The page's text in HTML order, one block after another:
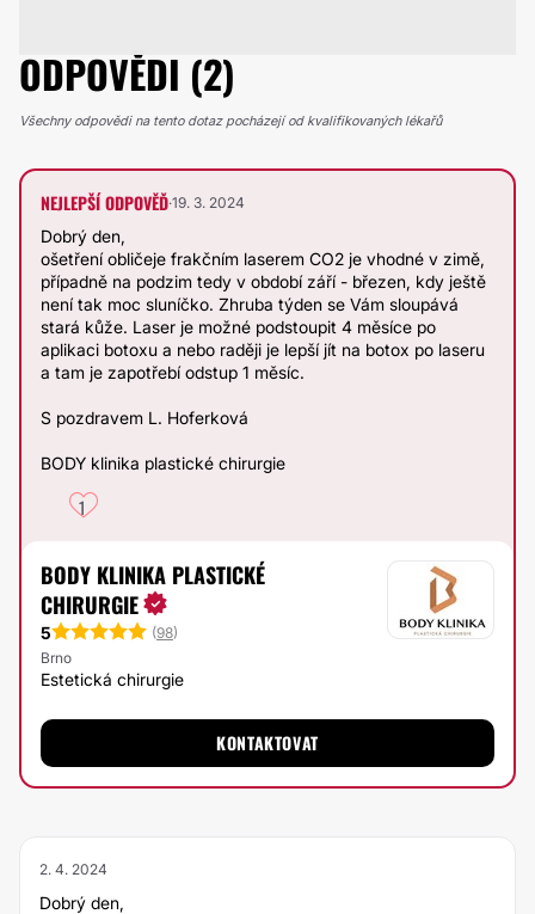
ODPOVĚDI (2)
Všechny odpovědi na tento dotaz pocházejí od kvalifikovaných lékařů
NEJLEPŠÍ ODPOVĚĎ·19. 3. 2024
Dobrý den,
ošetření obličeje frakčním laserem CO2 je vhodné v zimě,
případně na podzim tedy v období září - březen, kdy ještě
není tak moc sluníčko. Zhruba týden se Vám sloupává
stará kůže. Laser je možné podstoupit 4 měsíce po
aplikaci botoxu a nebo raději je lepší jít na botox po laseru
a tam je zapotřebí odstup 1 měsíc.
S pozdravem L. Hoferková
BODY klinika plastické chirurgie
1
BODY KLINIKA PLASTICKÉ
CHIRURGIE
5 (98)
Brno
Estetická chirurgie
KONTAKTOVAT
2. 4. 2024
Dobrý den,